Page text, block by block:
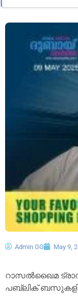
Admin GG May 9,
റാസൽഖൈമ
പബ്ലിക്